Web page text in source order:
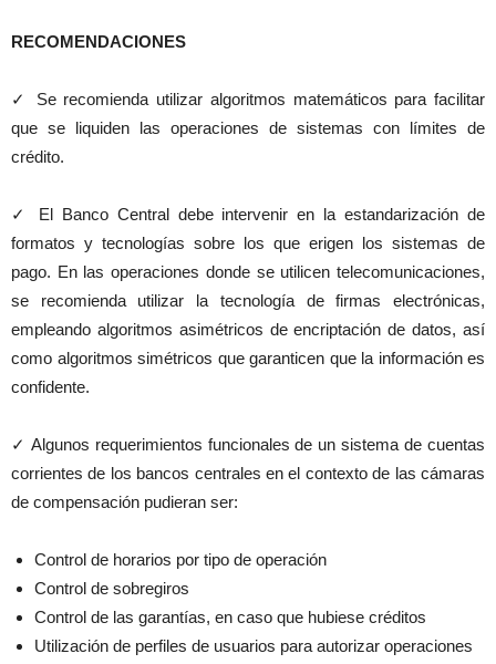
RECOMENDACIONES
✓ Se recomienda utilizar algoritmos matemáticos para facilitar
que se liquiden las operaciones de sistemas con límites de
crédito.
✓ El Banco Central debe intervenir en la estandarización de
formatos y tecnologías sobre los que erigen los sistemas de
pago. En las operaciones donde se utilicen telecomunicaciones,
se recomienda utilizar la tecnología de firmas electrónicas,
empleando algoritmos asimétricos de encriptación de datos, así
como algoritmos simétricos que garanticen que la información es
confidente.
✓ Algunos requerimientos funcionales de un sistema de cuentas
corrientes de los bancos centrales en el contexto de las cámaras
de compensación pudieran ser:
Control de horarios por tipo de operación
Control de sobregiros
Control de las garantías, en caso que hubiese créditos
Utilización de perfiles de usuarios para autorizar operaciones